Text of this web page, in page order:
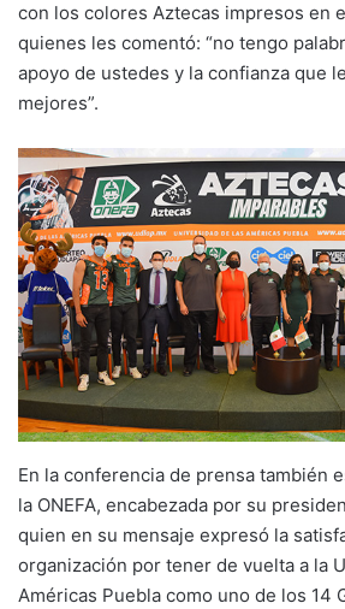
con los colores Aztecas impresos en
quienes les comentó: “no tengo
apoyo de ustedes y la confianza que
mejores”.
En la conferencia de prensa también
la ONEFA, encabezada por su
quien en su mensaje expresó la
organización por tener de vuelta a la
Américas Puebla como uno de los 14